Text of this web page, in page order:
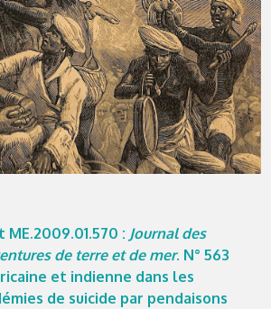
ME.2009.01.570 : Journal des
de terre et de mer. N° 563
et indienne dans les
de suicide par pendaisons